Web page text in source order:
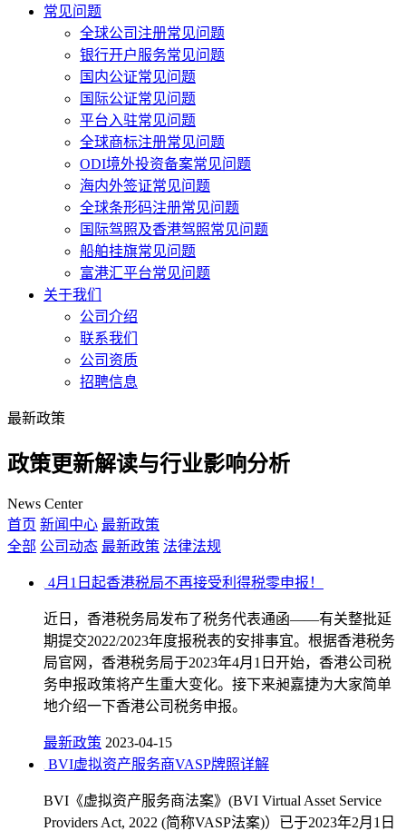
常见问题
全球公司注册常见问题
银行开户服务常见问题
国内公证常见问题
国际公证常见问题
平台入驻常见问题
全球商标注册常见问题
ODI境外投资备案常见问题
海内外签证常见问题
全球条形码注册常见问题
国际驾照及香港驾照常见问题
船舶挂旗常见问题
富港汇平台常见问题
关于我们
公司介绍
联系我们
公司资质
招聘信息
最新政策
政策更新解读与行业影响分析
News Center
首页 新闻中心 最新政策
全部 公司动态 最新政策 法律法规
4月1日起香港税局不再接受利得税零申报！
近日，香港税务局发布了税务代表通函——有关整批延
期提交2022/2023年度报税表的安排事宜。根据香港税务
局官网，香港税务局于2023年4月1日开始，香港公司税
务申报政策将产生重大变化。接下来昶嘉捷为大家简单
地介绍一下香港公司税务申报。
最新政策 2023-04-15
BVI虚拟资产服务商VASP牌照详解
BVI《虚拟资产服务商法案》(BVI Virtual Asset Service
Providers Act, 2022 (简称VASP法案)）已于2023年2月1日